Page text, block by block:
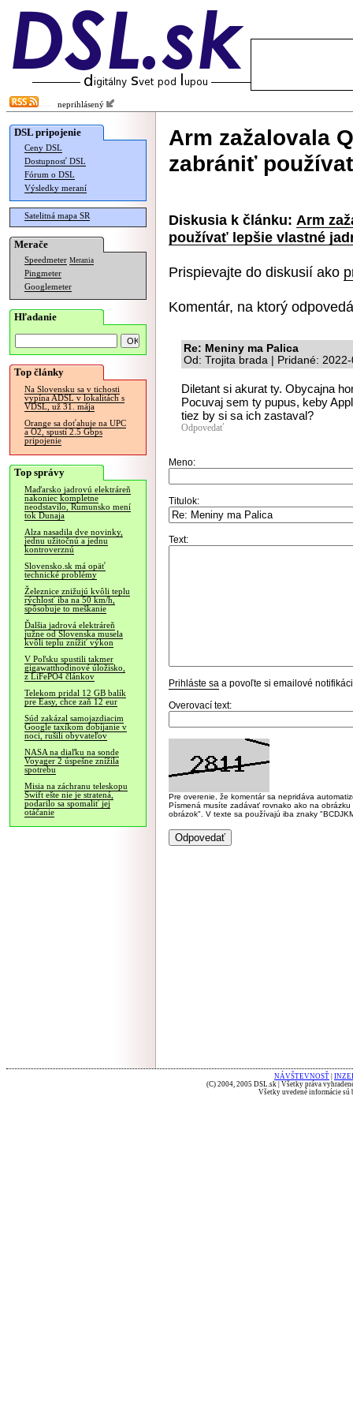
neprihlásený
DSL pripojenie
Ceny DSL
Dostupnosť DSL
Fórum o DSL
Výsledky meraní
Satelitná mapa SR
Merače
Speedmeter Merania
Pingmeter
Googlemeter
Hľadanie
Top články
Na Slovensku sa v tichosti
vypína ADSL v lokalitách s
VDSL, už 31. mája
Orange sa doťahuje na UPC
a O2, spustí 2.5 Gbps
pripojenie
Top správy
Maďarsko jadrovú elektráreň
nakoniec kompletne
neodstavilo, Rumunsko mení
tok Dunaja
Alza nasadila dve novinky,
jednu užitočnú a jednu
kontroverznú
Slovensko.sk má opäť
technické problémy
Železnice znižujú kvôli teplu
rýchlosť iba na 50 km/h,
spôsobuje to meškanie
Ďalšia jadrová elektráreň
južne od Slovenska musela
kvôli teplu znížiť výkon
V Poľsku spustili takmer
gigawatthodinové úložisko,
z LiFePO4 článkov
Telekom pridal 12 GB balík
pre Easy, chce zaň 12 eur
Súd zakázal samojazdiacim
Google taxíkom dobíjanie v
noci, rušili obyvateľov
NASA na diaľku na sonde
Voyager 2 úspešne znížila
spotrebu
Misia na záchranu teleskopu
Swift ešte nie je stratená,
podarilo sa spomaliť jej
otáčanie
Arm zažalovala
zabrániť
Diskusia k článku: Arm
používať lepšie vlastné
Prispievajte do diskusií ako
Komentár, na ktorý
Re: Meniny ma Palica
Od: Trojita brada | Pridané:
Diletant si akurat ty. Obycajna
Pocuvaj sem ty pupus, keby
tiez by si sa ich zastaval?
Odpovedať
Meno:
Titulok:
Text:
Prihláste sa a povoľte si emailové
Overovací text:
Pre overenie, že komentár sa nepridáva
Písmená musíte zadávať rovnako ako na
obrázok". V texte sa používajú iba znaky
NÁVŠTEVNOSŤ
(C) 2004, 2005 DSL.sk | Všetky práva
Všetky uvedené informácie sú